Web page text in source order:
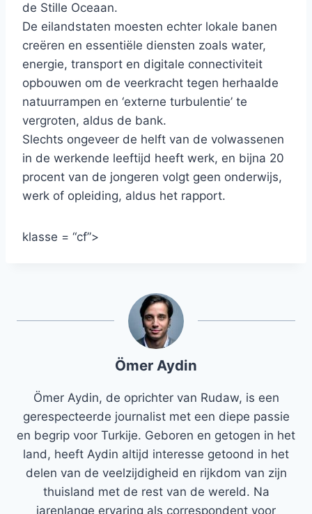
de Stille Oceaan.
De eilandstaten moesten echter lokale banen
creëren en essentiële diensten zoals water,
energie, transport en digitale connectiviteit
opbouwen om de veerkracht tegen herhaalde
natuurrampen en ‘externe turbulentie’ te
vergroten, aldus de bank.
Slechts ongeveer de helft van de volwassenen
in de werkende leeftijd heeft werk, en bijna 20
procent van de jongeren volgt geen onderwijs,
werk of opleiding, aldus het rapport.
klasse = “cf”>
Ömer Aydin
Ömer Aydin, de oprichter van Rudaw, is een
gerespecteerde journalist met een diepe passie
en begrip voor Turkije. Geboren en getogen in het
land, heeft Aydin altijd interesse getoond in het
delen van de veelzijdigheid en rijkdom van zijn
thuisland met de rest van de wereld. Na
jarenlange ervaring als correspondent voor